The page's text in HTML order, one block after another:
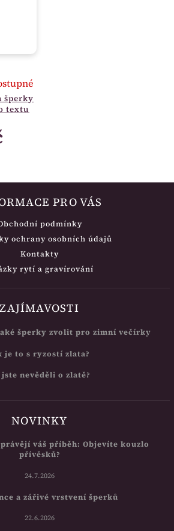
šperky
textu
PRO VÁS
podmínky
ochrany osobních údajů
Kontakty
rytí a gravírování
ZAJÍMAVOSTI
šperky zvolit pro zimní večírky
je to s ryzostí zlata?
jste nevěděli o zlatě?
NOVINKY
váš příběh: Objevíte kouzlo
přívěsků?
24.7.2026
a zářivé vrstvení šperků
22.6.2026